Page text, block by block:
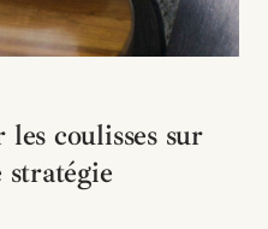
coulisses sur
stratégie